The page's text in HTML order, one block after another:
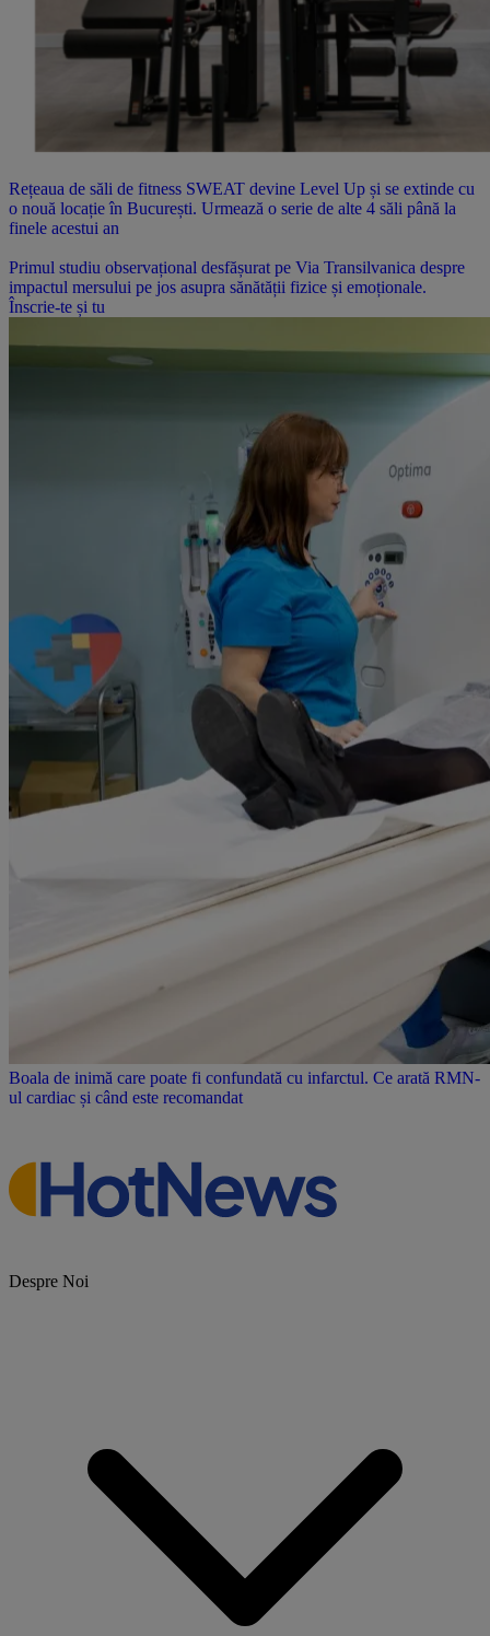
Rețeaua de săli de fitness SWEAT devine Level Up și se extinde cu
o nouă locație în București. Urmează o serie de alte 4 săli până la
finele acestui an
Primul studiu observațional desfășurat pe Via Transilvanica despre
impactul mersului pe jos asupra sănătății fizice și emoționale.
Înscrie-te și tu
Boala de inimă care poate fi confundată cu infarctul. Ce arată RMN-
ul cardiac și când este recomandat
Despre Noi